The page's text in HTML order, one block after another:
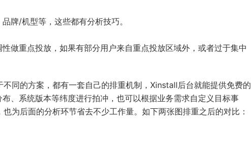
牌/机型等，这些都有分析技巧。
做重点投放，如果有部分用户来自重点投放区域外，或者过于集中
同的方案，都有一套自己的排重机制，Xinstall后台就能提供免费的
、系统版本等纬度进行拍冲，也可以根据业务需求自定义目标事
为后面的分析环节省去不少工作量。如下两张图排重之后的对比：